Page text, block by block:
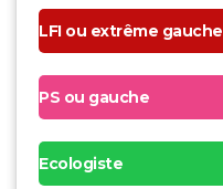
LFI ou extrême gauche
PS ou gauche
Ecologiste